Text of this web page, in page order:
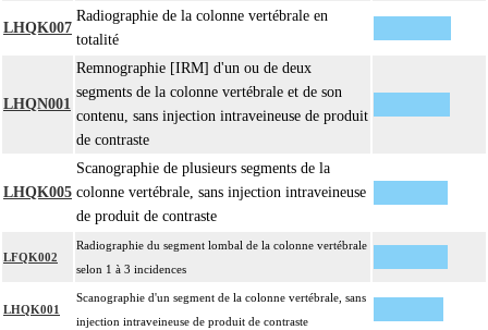
LHQK007
Radiographie de la colonne vertébrale en
totalité
LHQN001
Remnographie [IRM] d'un ou de deux
segments de la colonne vertébrale et de son
contenu, sans injection intraveineuse de produit
de contraste
LHQK005
Scanographie de plusieurs segments de la
colonne vertébrale, sans injection intraveineuse
de produit de contraste
LFQK002
Radiographie du segment lombal de la colonne vertébrale
selon 1 à 3 incidences
LHQK001
Scanographie d'un segment de la colonne vertébrale, sans
injection intraveineuse de produit de contraste